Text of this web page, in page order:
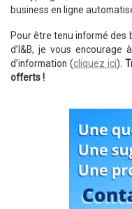
business en ligne
Pour être tenu informé des
d’I&B, je vous
d’information (cliquez ici).
offerts !